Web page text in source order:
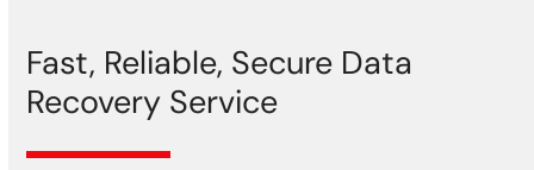
Fast, Reliable, Secure Data
Recovery Service